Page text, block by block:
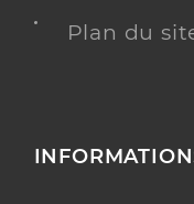
Plan du